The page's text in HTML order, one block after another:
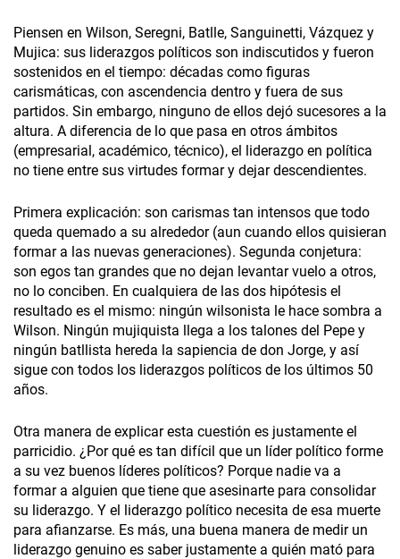
Piensen en Wilson, Seregni, Batlle, Sanguinetti, Vázquez y
Mujica: sus liderazgos políticos son indiscutidos y fueron
sostenidos en el tiempo: décadas como figuras
carismáticas, con ascendencia dentro y fuera de sus
partidos. Sin embargo, ninguno de ellos dejó sucesores a la
altura. A diferencia de lo que pasa en otros ámbitos
(empresarial, académico, técnico), el liderazgo en política
no tiene entre sus virtudes formar y dejar descendientes.
Primera explicación: son carismas tan intensos que todo
queda quemado a su alrededor (aun cuando ellos quisieran
formar a las nuevas generaciones). Segunda conjetura:
son egos tan grandes que no dejan levantar vuelo a otros,
no lo conciben. En cualquiera de las dos hipótesis el
resultado es el mismo: ningún wilsonista le hace sombra a
Wilson. Ningún mujiquista llega a los talones del Pepe y
ningún batllista hereda la sapiencia de don Jorge, y así
sigue con todos los liderazgos políticos de los últimos 50
años.
Otra manera de explicar esta cuestión es justamente el
parricidio. ¿Por qué es tan difícil que un líder político forme
a su vez buenos líderes políticos? Porque nadie va a
formar a alguien que tiene que asesinarte para consolidar
su liderazgo. Y el liderazgo político necesita de esa muerte
para afianzarse. Es más, una buena manera de medir un
liderazgo genuino es saber justamente a quién mató para